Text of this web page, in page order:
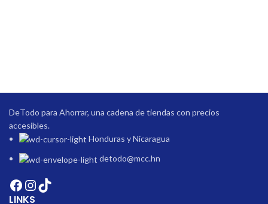
DeTodo para Ahorrar, una cadena de tiendas con precios
accesibles.
Honduras y Nicaragua
detodo@mcc.hn
LINKS